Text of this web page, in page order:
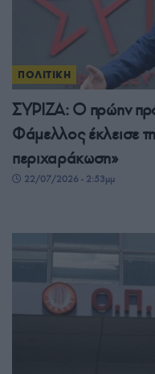
ΠΟΛΙΤΙΚΗ
ΣΥΡΙΖΑ: Ο πρώην
Φάμελλος έκλεισε
περιχαράκωση»
22/07/2026 - 2:53μμ